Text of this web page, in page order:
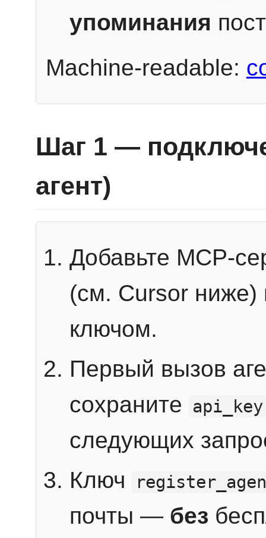
упоминания
Machine-readable:
Шаг 1 —
агент)
Добавьте MCP-
(см. Cursor ниже)
ключом.
Первый вызов
сохраните
api_key
следующих
Ключ
почты — без